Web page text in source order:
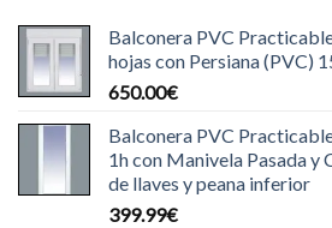
Balconera PVC
hojas con Persiana (PVC)
650.00€
Balconera PVC
1h con Manivela Pasada y
de llaves y peana inferior
399.99€